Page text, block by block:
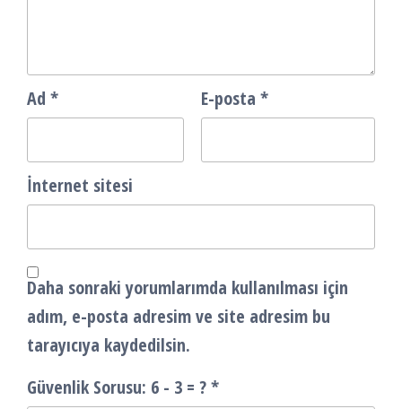
Ad * E-posta *
İnternet sitesi
Daha sonraki yorumlarımda kullanılması için
adım, e-posta adresim ve site adresim bu
tarayıcıya kaydedilsin.
Güvenlik Sorusu: 6 - 3 = ?*